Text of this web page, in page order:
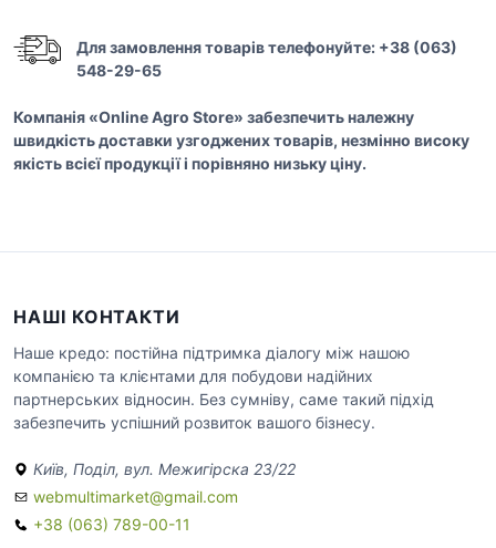
Для замовлення товарів телефонуйте: +38 (063)
548-29-65
Компанія «Online Agro Store» забезпечить належну
швидкість доставки узгоджених товарів, незмінно високу
якість всієї продукції і порівняно низьку ціну.
НАШІ КОНТАКТИ
Наше кредо: постійна підтримка діалогу між нашою
компанією та клієнтами для побудови надійних
партнерських відносин. Без сумніву, саме такий підхід
забезпечить успішний розвиток вашого бізнесу.
Київ, Поділ, вул. Межигірска 23/22
webmultimarket@gmail.com
+38 (063) 789-00-11